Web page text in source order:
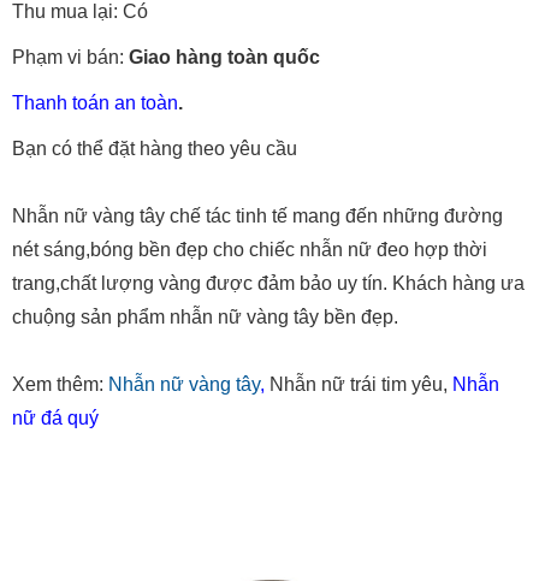
Thu mua lại: Có
Phạm vi bán: Giao hàng toàn quốc
Thanh toán an toàn.
Bạn có thể đặt hàng theo yêu cầu
Nhẫn nữ vàng tây chế tác tinh tế mang đến những đường
nét sáng,bóng bền đẹp cho chiếc nhẫn nữ đeo hợp thời
trang,chất lượng vàng được đảm bảo uy tín. Khách hàng ưa
chuộng sản phẩm nhẫn nữ vàng tây bền đẹp.
Xem thêm: Nhẫn nữ vàng tây, Nhẫn nữ trái tim yêu, Nhẫn
nữ đá quý